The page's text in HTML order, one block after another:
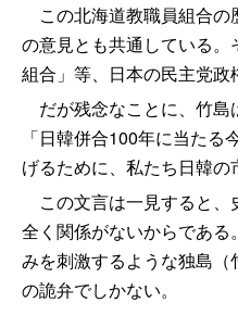
この北海道教職員組合の
の意見とも共通している
組合」等、日本の民主党
だが残念なことに、竹島
「日韓併合100年に当た
げるために、私たち日韓
この文言は一見すると、
全く関係がないからであ
みを刺激するような独島
の詭弁でしかない。